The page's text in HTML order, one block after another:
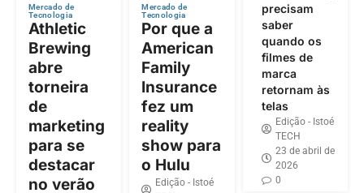
Mercado de
Tecnologia
Athletic
Brewing
abre
torneira
de
marketing
para se
destacar
no verão
Mercado de
Tecnologia
Por que a
American
Family
Insurance
fez um
reality
show para
o Hulu
Edição - Istoé
precisam
saber
quando os
filmes de
marca
retornam às
telas
Edição - Istoé
TECH
23 de abril de
2026
0